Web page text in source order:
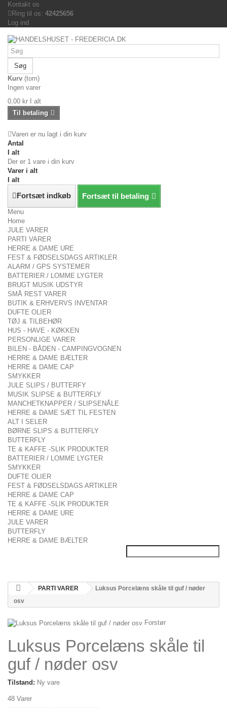
Kontakt os
Ring til os: 42425656
Log ind
Søg
Kurv (tom)
Ingen varer
0,00 kr
I alt
Til betaling
Varen er nu lagt i din kurv
Antal
I alt
Der er 1 vare i din kurv
Varer i alt
I alt
Fortsæt indkøb Fortsæt til betaling
Menu
Home
JULE VARER
PARTI VARER
HERRE & DAME URE
FEST & FØDSELSDAGS ARTIKLER
ALARM / GPS SYSTEMER
BATTERIER / LOMME LYGTER
BRUGT MUSIK UDSTYR
SMÅ REST VARER
BUTIK & ERHVERVS INVENTAR
DUFTE OLIER
TØJ & TILBEHØR
HUS - HAVE - KØKKEN
PERSONLIGE VARER
BILEN - BÅDEN - CAMPINGVOGNEN
HERRE & DAME BÆLTER
HERRE & DAME CAP
SMYKKER
JULE SLIPS / BUTTERFY
MUSIK SLIPSE & BUTTERFLY
MANCHETKNAPPER / SLIPSENÅLE
HERRE & DAME SÆT TIL FESTEN
ALT I SELER
BØRNE SLIPS & BUTTERFLY
BUTTERFLY
TE & KAFFE -SLIK PRODUKTER
BATTERIER / LOMME LYGTER
SMYKKER
DUFTE OLIER
FEST & FØDSELSDAGS ARTIKLER
HERRE & DAME CAP
TE & KAFFE -SLIK PRODUKTER
HERRE & DAME URE
JULE VARER
BUTTERFLY
HERRE & DAME BÆLTER
PARTI VARER
Luksus Porcelæns skåle til guf / nøder
osv
Forstør
Luksus Porcelæns skåle til
guf / nøder osv
Tilstand: Ny vare
48 Varer